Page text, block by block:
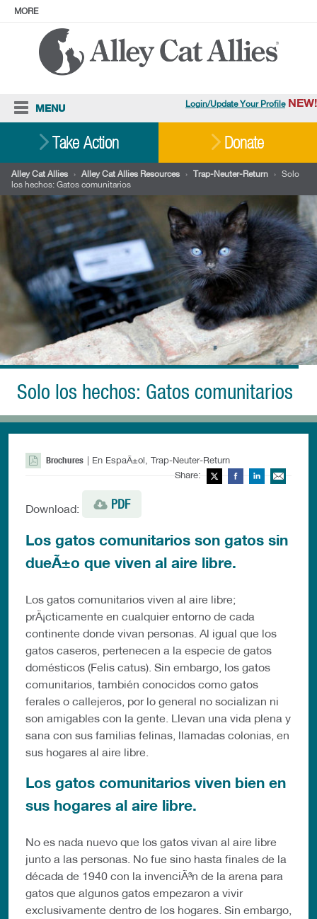
MORE
Login/Update Your Profile NEW!
ABOUT
Facebook
MENU
Resources
Stories
Ways To Give
Shop
Take Action Donate
Alley Cat Allies › Alley Cat Allies Resources › Trap-Neuter-Return › Solo
los hechos: Gatos comunitarios
Solo los hechos: Gatos comunitarios
Brochures
| En EspaÃ±ol, Trap-Neuter-Return
Share:
TwitterFacebookLinkedIn
Download: PDF
Los gatos comunitarios son gatos sin
dueÃ±o que viven al aire libre.
Los gatos comunitarios viven al aire libre;
prÃ¡cticamente en cualquier entorno de cada
continente donde vivan personas. Al igual que los
gatos caseros, pertenecen a la especie de gatos
domésticos (Felis catus). Sin embargo, los gatos
comunitarios, también conocidos como gatos
ferales o callejeros, por lo general no socializan ni
son amigables con la gente. Llevan una vida plena y
sana con sus familias felinas, llamadas colonias, en
sus hogares al aire libre.
Los gatos comunitarios viven bien en
sus hogares al aire libre.
No es nada nuevo que los gatos vivan al aire libre
junto a las personas. No fue sino hasta finales de la
década de 1940 con la invenciÃ³n de la arena para
gatos que algunos gatos empezaron a vivir
exclusivamente dentro de los hogares. Sin embargo,